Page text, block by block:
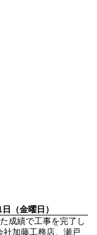
（金曜日）
成績で工事を完了し
社加藤工務店、瀬戸